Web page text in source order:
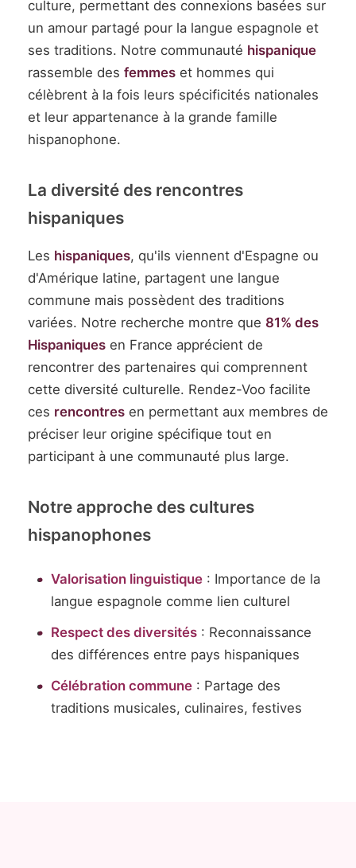
culture, permettant des connexions basées sur
un amour partagé pour la langue espagnole et
ses traditions. Notre communauté hispanique
rassemble des femmes et hommes qui
célèbrent à la fois leurs spécificités nationales
et leur appartenance à la grande famille
hispanophone.
La diversité des rencontres
hispaniques
Les hispaniques, qu'ils viennent d'Espagne ou
d'Amérique latine, partagent une langue
commune mais possèdent des traditions
variées. Notre recherche montre que 81% des
Hispaniques en France apprécient de
rencontrer des partenaires qui comprennent
cette diversité culturelle. Rendez-Voo facilite
ces rencontres en permettant aux membres de
préciser leur origine spécifique tout en
participant à une communauté plus large.
Notre approche des cultures
hispanophones
Valorisation linguistique: Importance de la
langue espagnole comme lien culturel
Respect des diversités: Reconnaissance
des différences entre pays hispaniques
Célébration commune: Partage des
traditions musicales, culinaires, festives